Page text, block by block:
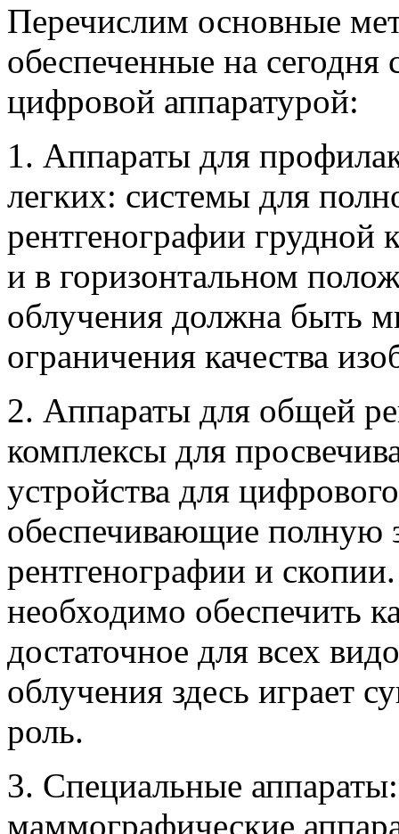
Перечислим основные
обеспеченные на
цифровой аппаратурой:
1. Аппараты для
легких: системы для
рентгенографии грудной
и в горизонтальном
облучения должна быть
ограничения качества
2. Аппараты для общей
комплексы для
устройства для
обеспечивающие полную
рентгенографии и
необходимо обеспечить
достаточное для всех
облучения здесь играет
роль.
3. Специальные
маммографические